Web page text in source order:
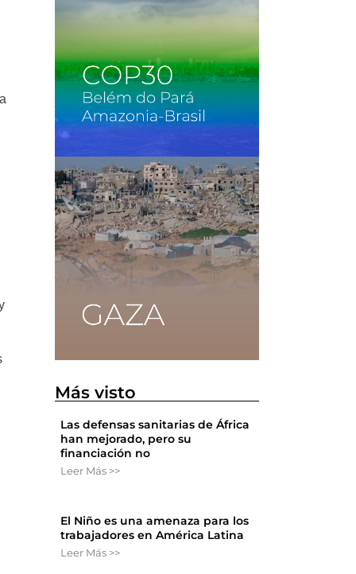
Más visto
Las defensas sanitarias de África
han mejorado, pero su
financiación no
Leer Más >>
El Niño es una amenaza para los
trabajadores en América Latina
Leer Más >>